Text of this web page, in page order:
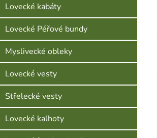
Lovecké kabáty
Lovecké Péřové bundy
Myslivecké obleky
Lovecké vesty
Střelecké vesty
Lovecké kalhoty